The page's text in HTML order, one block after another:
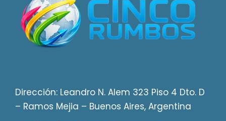
Dirección: Leandro N. Alem 323 Piso 4 Dto. D
– Ramos Mejia – Buenos Aires, Argentina